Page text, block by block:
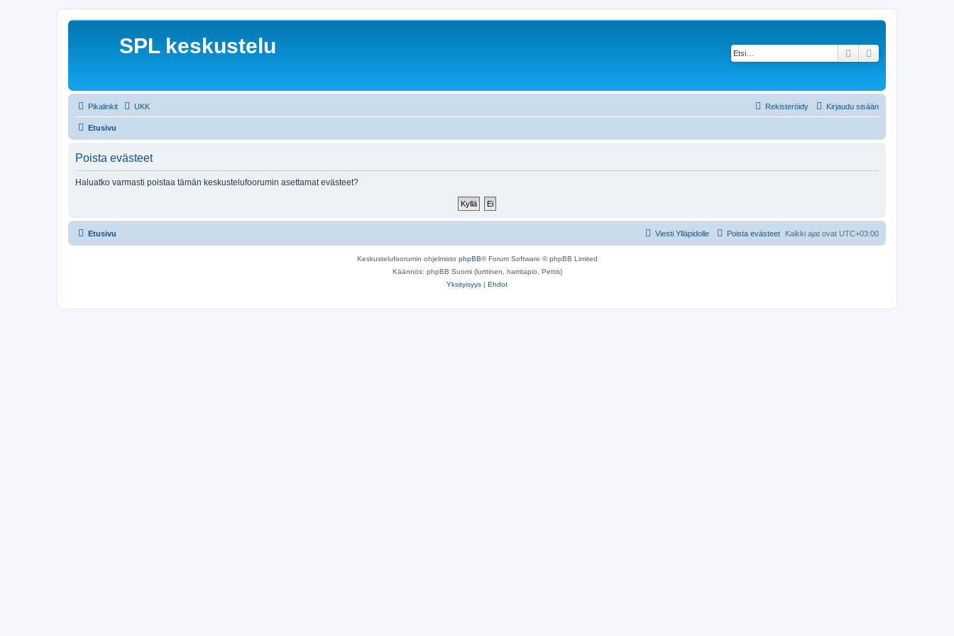
SPL keskustelu Etsi
Pikalinkit UKK Kirjaudu sisään
Rekisteröidy
Etusivu
Poista evästeet
Haluatko varmasti poistaa tämän keskustelufoorumin asettamat evästeet?
Etusivu Kaikki ajat ovat UTC+03:00
Poista evästeet
Viesti Ylläpidolle
Keskustelufoorumin ohjelmisto phpBB® Forum Software © phpBB Limited
Käännös: phpBB Suomi (lurttinen, harritapio, Pettis)
Yksityisyys | Ehdot